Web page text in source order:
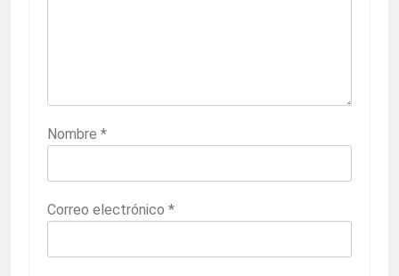
Nombre *
Correo electrónico *